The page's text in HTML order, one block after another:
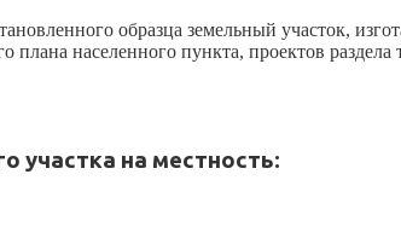
образца земельный участок,
населенного пункта, проектов
участка на местность: